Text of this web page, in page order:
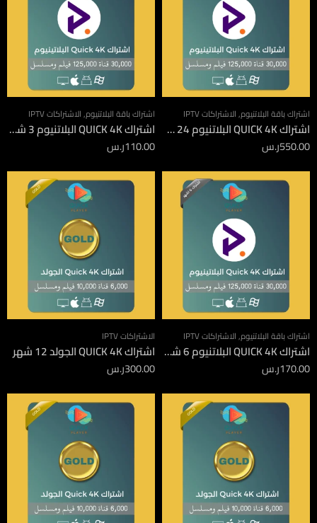
اشتراك باقة البلاتنيوم,الاشتراكات IPTV
اشتراك QUICK 4K البلاتنيوم 24 شهر
550.00ر.س
اشتراك باقة البلاتنيوم,الاشتراكات IPTV
اشتراك QUICK 4K البلاتنيوم 3 شهور
110.00ر.س
اشتراك باقة البلاتنيوم,الاشتراكات IPTV
اشتراك QUICK 4K البلاتنيوم 6 شهور
170.00ر.س
الاشتراكات IPTV
اشتراك QUICK 4K الجولد 12 شهر
300.00ر.س